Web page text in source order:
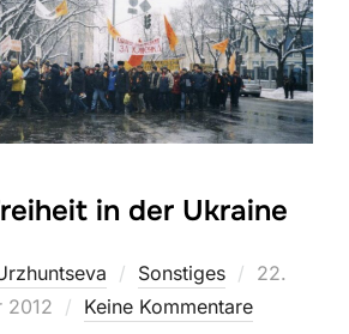
in der Ukraine
Sonstiges
22.
2012
Keine Kommentare